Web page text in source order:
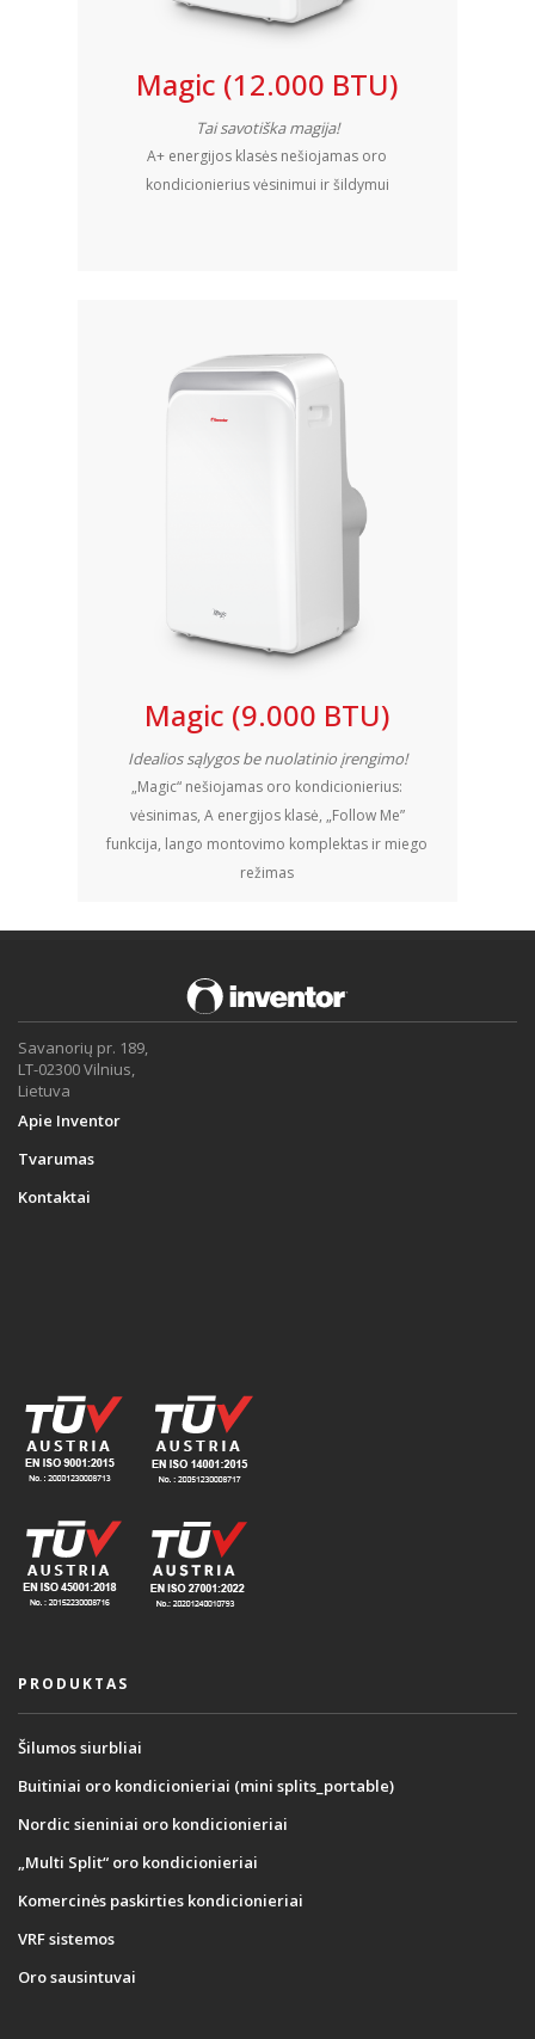
Magic (12.000 BTU)
Tai savotiška magija!
A+ energijos klasės nešiojamas oro
kondicionierius vėsinimui ir šildymui
Magic (9.000 BTU)
Idealios sąlygos be nuolatinio įrengimo!
„Magic“ nešiojamas oro kondicionierius:
vėsinimas, A energijos klasė, „Follow Me”
funkcija, lango montovimo komplektas ir miego
režimas
Savanorių pr. 189,
LT-02300 Vilnius,
Lietuva
Apie Inventor
Tvarumas
Kontaktai
PRODUKTAS
Šilumos siurbliai
Buitiniai oro kondicionieriai (mini splits_portable)
Nordic sieniniai oro kondicionieriai
„Multi Split“ oro kondicionieriai
Komercinės paskirties kondicionieriai
VRF sistemos
Oro sausintuvai